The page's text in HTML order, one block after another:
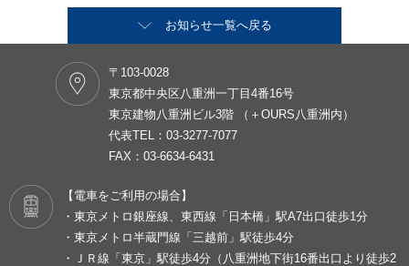
お知らせ一覧へ戻る
〒103-0028
東京都中央区八重洲一丁目4番16号
東京建物八重洲ビル3階 （＋OURS八重洲内）
代表TEL：03-3277-7077
FAX：03-6634-6431
【電車をご利用の場合】
・東京メトロ銀座線、東西線「日本橋」駅A7出口徒歩1分
・東京メトロ半蔵門線「三越前」駅徒歩4分
・ＪＲ線「東京」駅徒歩4分（八重洲地下街16番出口より徒歩2